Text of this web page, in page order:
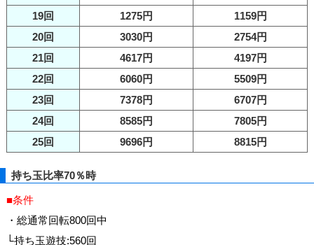
19回
1275円
1159円
20回
3030円
2754円
21回
4617円
4197円
22回
6060円
5509円
23回
7378円
6707円
24回
8585円
7805円
25回
9696円 8815円
持ち玉比率70％時
■条件
・総通常回転800回中
└持ち玉遊技:560回